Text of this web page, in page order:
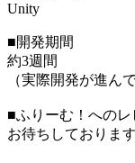
Unity
■開発期間
約3週間
（実際開発が進ん
■ふりーむ！への
お待ちしておりま